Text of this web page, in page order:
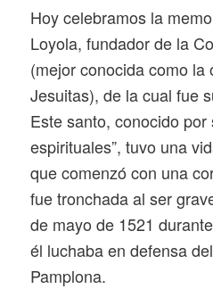
Hoy celebramos la
Loyola, fundador de la
(mejor conocida como la
Jesuitas), de la cual fue
Este santo, conocido por
espirituales”, tuvo una
que comenzó con una
fue tronchada al ser
de mayo de 1521
él luchaba en defensa
Pamplona.